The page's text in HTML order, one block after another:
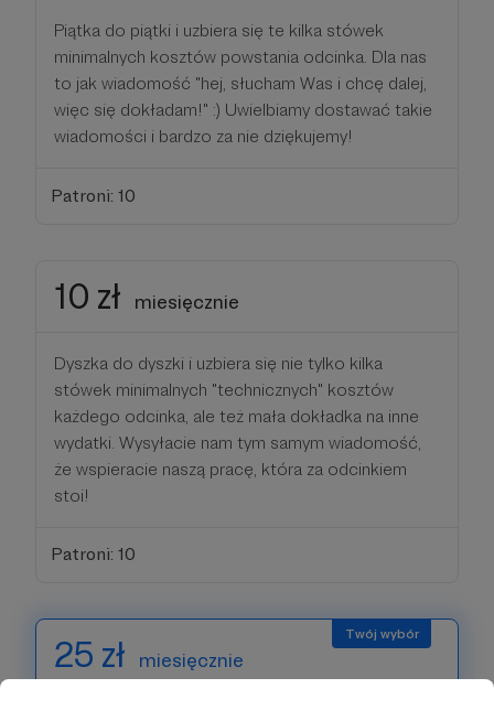
Piątka do piątki i uzbiera się te kilka stówek
minimalnych kosztów powstania odcinka. Dla nas
to jak wiadomość "hej, słucham Was i chcę dalej,
więc się dokładam!" :) Uwielbiamy dostawać takie
wiadomości i bardzo za nie dziękujemy!
Patroni: 10
10 zł miesięcznie
Dyszka do dyszki i uzbiera się nie tylko kilka
stówek minimalnych "technicznych" kosztów
każdego odcinka, ale też mała dokładka na inne
wydatki. Wysyłacie nam tym samym wiadomość,
że wspieracie naszą pracę, która za odcinkiem
stoi!
Patroni: 10
25 zł miesięcznie